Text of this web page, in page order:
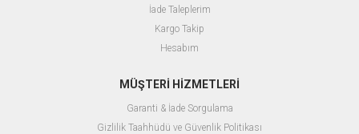
İade Taleplerim
Kargo Takip
Hesabım
MÜŞTERİ HİZMETLERİ
Garanti & İade Sorgulama
Gizlilik Taahhüdü ve Güvenlik Politikası